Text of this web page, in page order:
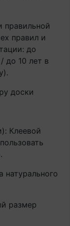
правил и
до
до 10 лет в
доски
Клеевой
натурального
размер